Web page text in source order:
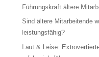
Führungskraft ältere
Sind ältere Mitarbeitende
leistungsfähig?
Laut & Leise: